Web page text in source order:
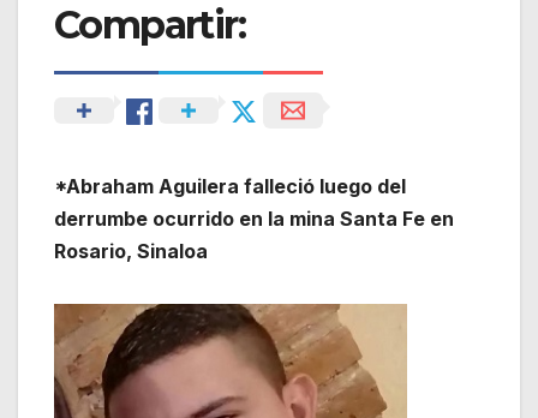
Compartir:
*Abraham Aguilera falleció luego del
derrumbe ocurrido en la mina Santa Fe en
Rosario, Sinaloa